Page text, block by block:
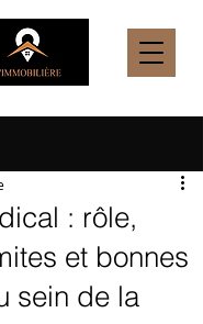
: rôle,
et bonnes
sein de la